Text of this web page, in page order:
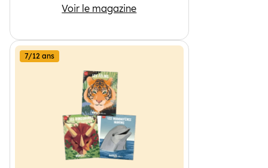
Voir le magazine
Wakou
7/12 ans